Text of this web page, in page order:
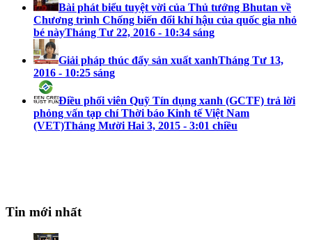
Bài phát biểu tuyệt vời của Thủ tướng Bhutan về
Chương trình Chống biến đổi khí hậu của quốc gia nhỏ
bé nàyTháng Tư 22, 2016 - 10:34 sáng
Giải pháp thúc đẩy sản xuất xanhTháng Tư 13,
2016 - 10:25 sáng
Điều phối viên Quỹ Tín dụng xanh (GCTF) trả lời
phỏng vấn tạp chí Thời báo Kinh tế Việt Nam
(VET)Tháng Mười Hai 3, 2015 - 3:01 chiều
Tin mới nhất